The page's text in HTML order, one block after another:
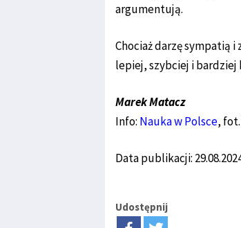
argumentują.
Chociaż darzę sympatią
lepiej, szybciej i bardziej
Marek Matacz
Info: Nauka w Polsce,
Data publikacji:
Udostępnij